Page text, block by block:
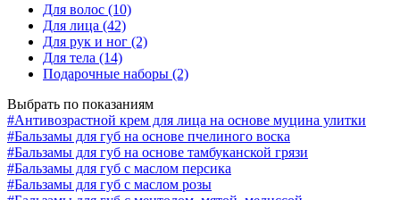
Для волос (10)
Для лица (42)
Для рук и ног (2)
Для тела (14)
Подарочные наборы (2)
Выбрать по показаниям
#Антивозрастной крем для лица на основе муцина улитки
#Бальзамы для губ на основе пчелиного воска
#Бальзамы для губ на основе тамбуканской грязи
#Бальзамы для губ с маслом персика
#Бальзамы для губ с маслом розы